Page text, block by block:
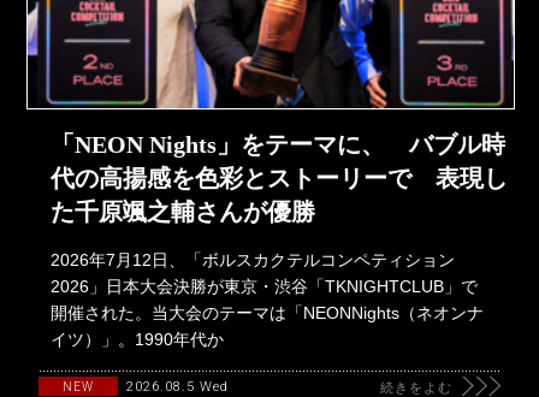
「NEON Nights」をテーマに、 バブル時
代の高揚感を色彩とストーリーで 表現し
た千原颯之輔さんが優勝
2026年7月12日、「ボルスカクテルコンペティション
2026」日本大会決勝が東京・渋谷「TKNIGHTCLUB」で
開催された。当大会のテーマは「NEONNights（ネオンナ
イツ）」。1990年代か
NEW 2026.08.5 Wed 続きをよむ